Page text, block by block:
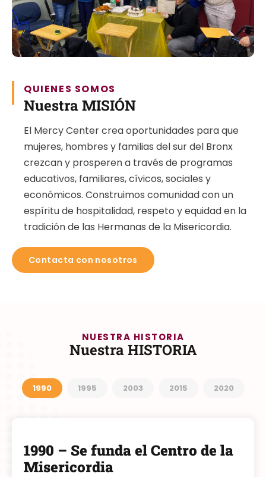
QUIENES SOMOS
Nuestra MISIÓN
El Mercy Center crea oportunidades para que
mujeres, hombres y familias del sur del Bronx
crezcan y prosperen a través de programas
educativos, familiares, cívicos, sociales y
económicos. Construimos comunidad con un
espíritu de hospitalidad, respeto y equidad en la
tradición de las Hermanas de la Misericordia.
Contacta con nosotros
NUESTRA HISTORIA
Nuestra HISTORIA
1990 1995 2003 2015 2020
1990 – Se funda el Centro de la
Misericordia